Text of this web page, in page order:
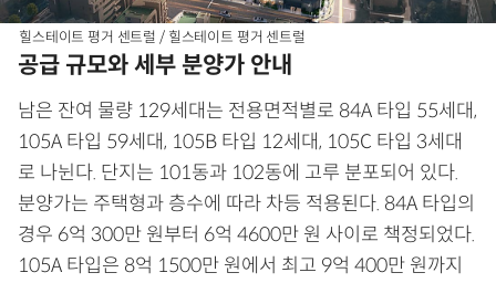
힐스테이트 평거 센트럴 / 힐스테이트 평거 센트럴
공급 규모와 세부 분양가 안내
남은 잔여 물량 129세대는 전용면적별로 84A 타입 55세대,
105A 타입 59세대, 105B 타입 12세대, 105C 타입 3세대
로 나뉜다. 단지는 101동과 102동에 고루 분포되어 있다.
분양가는 주택형과 층수에 따라 차등 적용된다. 84A 타입의
경우 6억 300만 원부터 6억 4600만 원 사이로 책정되었다.
105A 타입은 8억 1500만 원에서 최고 9억 400만 원까지